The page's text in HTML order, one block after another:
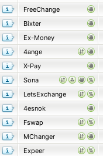
FreeChange
Bixter
Ex-Money
4ange
X-Pay
Sona
LetsExchange
4esnok
Fswap
MChanger
Expeer